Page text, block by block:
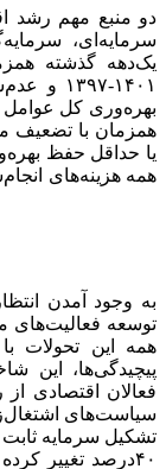
دو منبع مهم رشد
سرمایه‌ای،
۱۴۰۱-
بهره‌وری کل عوامل
همزمان با تضعیف
یا حداقل حفظ
همه هزینه‌های
به وجود آمدن
توسعه فعالیت‌های
همه این تحولات
پیچیدگی‌ها، این
فعالان اقتصادی
سیاست‌های
۴۰‌درصد تغییر